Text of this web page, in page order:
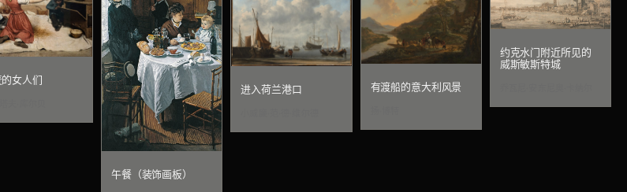
的女人们
午餐（装饰画板）
进入荷兰港口 有渡船的意大利风景
约克水门附近所见的
威斯敏斯特城